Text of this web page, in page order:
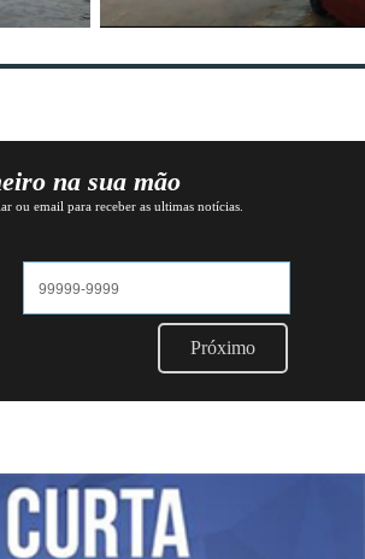
na sua mão
ou email para receber as ultimas notícias.
Próximo